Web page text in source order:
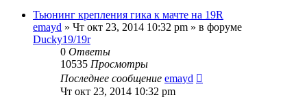
Тьюнинг крепления гика к мачте на 19R
emayd » Чт окт 23, 2014 10:32 pm » в форуме
Ducky19/19r
0 Ответы
10535 Просмотры
Последнее сообщение emayd
Чт окт 23, 2014 10:32 pm